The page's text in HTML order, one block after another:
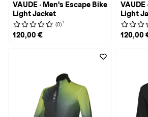
VAUDE · Men's Escape Bike
Light Jacket
(0) 1
120,00 €
VAUDE
Light
120,00